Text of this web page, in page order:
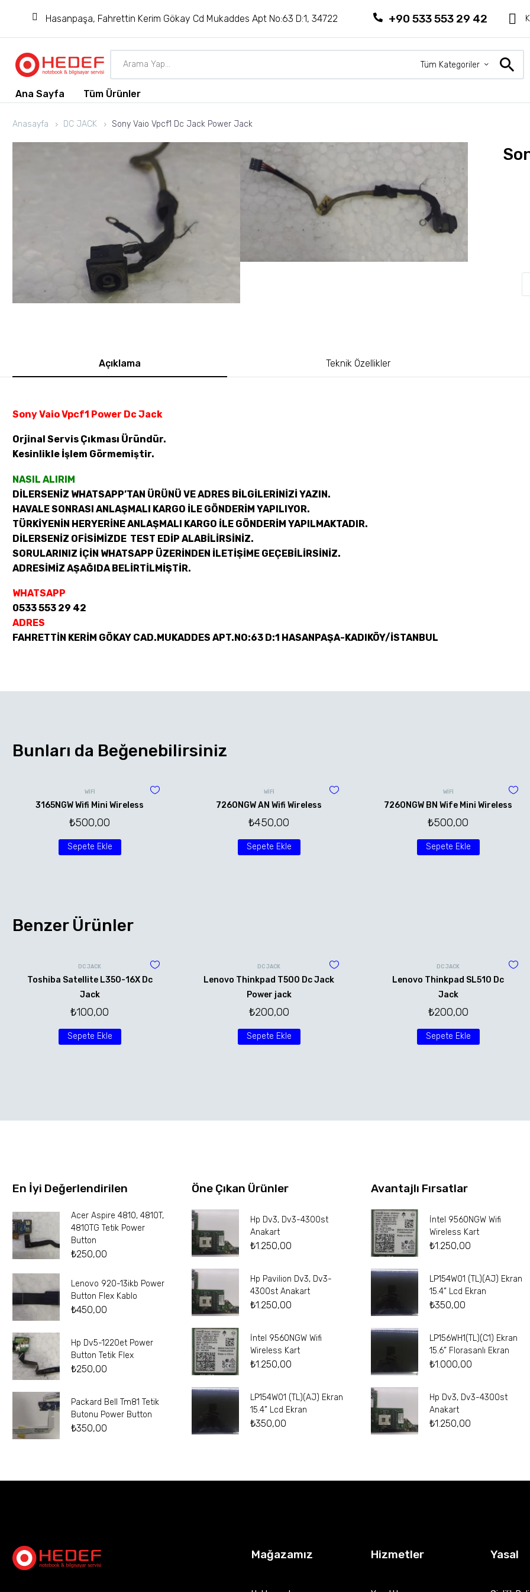
Hasanpaşa, Fahrettin Kerim Gökay Cd Mukaddes Apt No:63 D:1, 34722 +90 533 553 29 42
Tüm Kategoriler
Ana Sayfa Tüm Ürünler
Anasayfa DC JACK Sony Vaio Vpcf1 Dc Jack Power Jack
Açıklama Teknik Özellikler
Sony Vaio Vpcf1 Power Dc Jack
Orjinal Servis Çıkması Üründür.
Kesinlikle İşlem Görmemiştir.
NASIL ALIRIM
DİLERSENİZ WHATSAPP’TAN ÜRÜNÜ VE ADRES BİLGİLERİNİZİ YAZIN.
HAVALE SONRASI ANLAŞMALI KARGO İLE GÖNDERİM YAPILIYOR.
TÜRKİYENİN HERYERİNE ANLAŞMALI KARGO İLE GÖNDERİM YAPILMAKTADIR.
DİLERSENİZ OFİSİMİZDE TEST EDİP ALABİLİRSİNİZ.
SORULARINIZ İÇİN WHATSAPP ÜZERİNDEN İLETİŞİME GEÇEBİLİRSİNİZ.
ADRESİMİZ AŞAĞIDA BELİRTİLMİŞTİR.
WHATSAPP
0533 553 29 42
ADRES
FAHRETTİN KERİM GÖKAY CAD.MUKADDES APT.NO:63 D:1 HASANPAŞA-KADIKÖY/İSTANBUL
Bunları da Beğenebilirsiniz
WİFİ
3165NGW Wifi Mini Wireless
₺500,00
Sepete Ekle
WİFİ
7260NGW AN Wifi Wireless
₺450,00
Sepete Ekle
WİFİ
7260NGW BN Wife Mini Wireless
₺500,00
Sepete Ekle
Benzer Ürünler
DC JACK
Toshiba Satellite L350-16X Dc
Jack
₺100,00
Sepete Ekle
DC JACK
Lenovo Thinkpad T500 Dc Jack
Power jack
₺200,00
Sepete Ekle
DC JACK
Lenovo Thinkpad SL510 Dc
Jack
₺200,00
Sepete Ekle
En İyi Değerlendirilen
Acer Aspire 4810, 4810T,
4810TG Tetik Power
Button
₺250,00
Lenovo 920-13ikb Power
Button Flex Kablo
₺450,00
Hp Dv5-1220et Power
Button Tetik Flex
₺250,00
Packard Bell Tm81 Tetik
Butonu Power Button
₺350,00
Öne Çıkan Ürünler
Hp Dv3, Dv3-4300st
Anakart
₺1.250,00
Hp Pavilion Dv3, Dv3-
4300st Anakart
₺1.250,00
İntel 9560NGW Wifi
Wireless Kart
₺1.250,00
LP154W01 (TL)(AJ) Ekran
15.4” Lcd Ekran
₺350,00
Avantajlı Fırsatlar
İntel 9560NGW Wifi
Wireless Kart
₺1.250,00
LP154W01 (TL)(AJ) Ekran
15.4” Lcd Ekran
₺350,00
LP156WH1(TL)(C1) Ekran
15.6” Florasanlı Ekran
₺1.000,00
Hp Dv3, Dv3-4300st
Anakart
₺1.250,00
Mağazamız Hizmetler Yasal